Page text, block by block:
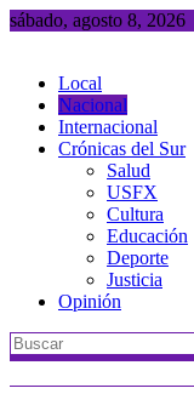
Saltar
sábado, agosto 8, 2026
Local
Nacional
Internacional
Crónicas del Sur
Salud
USFX
Cultura
Educación
Deporte
Justicia
Opinión